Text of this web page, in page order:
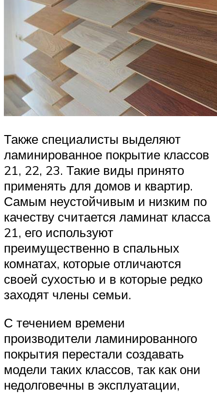
Также специалисты выделяют
ламинированное покрытие классов
21, 22, 23. Такие виды принято
применять для домов и квартир.
Самым неустойчивым и низким по
качеству считается ламинат класса
21, его используют
преимущественно в спальных
комнатах, которые отличаются
своей сухостью и в которые редко
заходят члены семьи.
С течением времени
производители ламинированного
покрытия перестали создавать
модели таких классов, так как они
недолговечны в эксплуатации,